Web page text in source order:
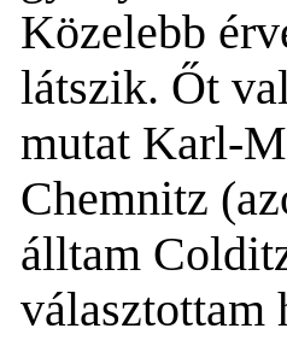
Közelebb
látszik. Őt
mutat Karl-
Chemnitz
álltam
választottam